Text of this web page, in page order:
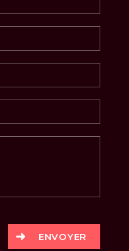
ENVOYER